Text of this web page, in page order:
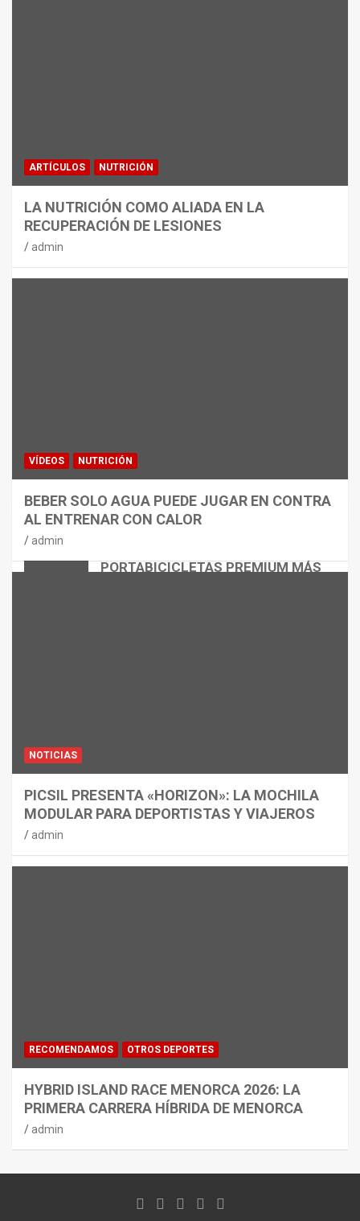
PORTABICICLETAS PREMIUM MÁS
ARTÍCULOS NUTRICIÓN
LA NUTRICIÓN COMO ALIADA EN LA
RECUPERACIÓN DE LESIONES
admin
VÍDEOS NUTRICIÓN
BEBER SOLO AGUA PUEDE JUGAR EN CONTRA
AL ENTRENAR CON CALOR
admin
NOTICIAS
PICSIL PRESENTA «HORIZON»: LA MOCHILA
MODULAR PARA DEPORTISTAS Y VIAJEROS
admin
RECOMENDAMOS OTROS DEPORTES
HYBRID ISLAND RACE MENORCA 2026: LA
PRIMERA CARRERA HÍBRIDA DE MENORCA
admin